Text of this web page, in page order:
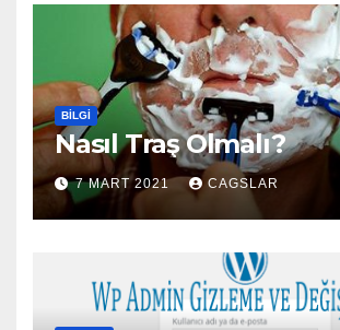
BILGI
Nasıl Traş Olmalı?
7 MART 2021 CAGSLAR